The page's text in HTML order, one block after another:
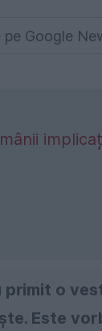
Google
primit o
Este